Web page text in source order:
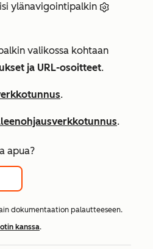
ylänavigointipalkin
valikossa kohtaan
ja URL-osoitteet.
.
.
apua?
dokumentaation palautteeseen.
kanssa.